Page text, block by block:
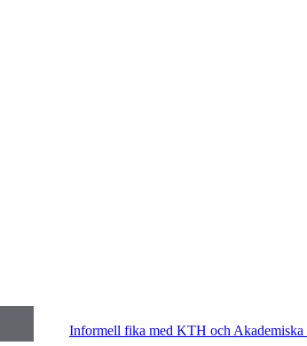
Informell fika med KTH och Akademiska